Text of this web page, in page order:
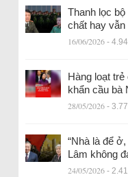
Thanh lọc
chất hay vẫn
16/06/2026 -
Hàng loạt
khẩn cầu bà
28/05/2026 -
“Nhà là để
Lâm không
24/05/2026 -